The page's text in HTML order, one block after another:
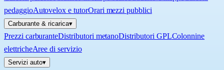
pedaggioAutovelox e tutorOrari mezzi pubblici
Carburante & ricarica▾
Prezzi carburanteDistributori metanoDistributori GPLColonnine
elettricheAree di servizio
Servizi auto▾